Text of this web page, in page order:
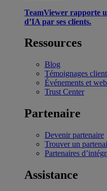
TeamViewer rapporte
d’IA par ses clients.
Ressources
Blog
Témoignages
Événements et
Trust Center
Partenaire
Devenir partenaire
Trouver un
Partenaires
Assistance